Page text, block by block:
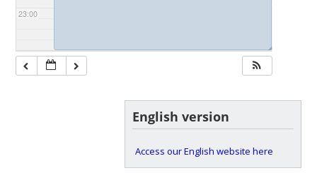
23:00
◢
English version
Access our English website here